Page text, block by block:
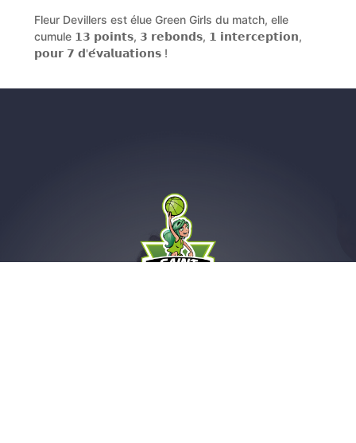
Fleur Devillers est élue Green Girls du match, elle
cumule 𝟭𝟯 𝗽𝗼𝗶𝗻𝘁𝘀, 𝟯 𝗿𝗲𝗯𝗼𝗻𝗱𝘀, 𝟭 𝗶𝗻𝘁𝗲𝗿𝗰𝗲𝗽𝘁𝗶𝗼𝗻,
𝗽𝗼𝘂𝗿 𝟳 𝗱'𝗲́𝘃𝗮𝗹𝘂𝗮𝘁𝗶𝗼𝗻𝘀 !